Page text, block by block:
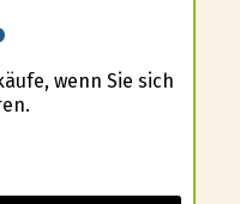
wenn Sie sich